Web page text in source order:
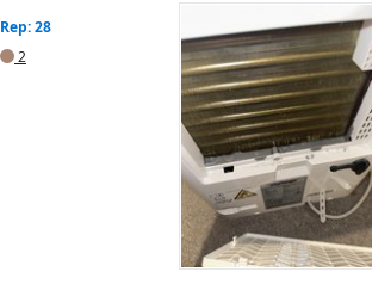
Rep: 28
2